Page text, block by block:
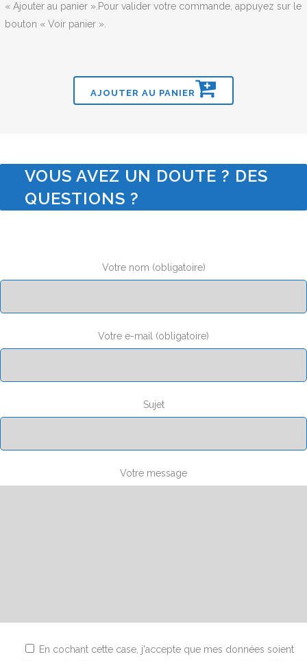
« Ajouter au panier ».Pour valider votre commande, appuyez sur le
bouton « Voir panier ».
AJOUTER AU PANIER
VOUS AVEZ UN DOUTE ? DES
QUESTIONS ?
Votre nom (obligatoire)
Votre e-mail (obligatoire)
Sujet
Votre message
En cochant cette case, j'accepte que mes données soient